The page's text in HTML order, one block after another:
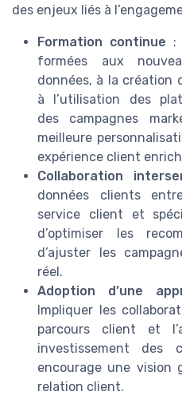
des enjeux liés à
Formation continue :
formées aux
données, à la création
à l’utilisation des
des campagnes
meilleure
expérience client
Collaboration
données clients
service client et
d’optimiser les
d’ajuster les
réel.
Adoption d’une
Impliquer les
parcours client et
investissement des
encourage une vision
relation client.